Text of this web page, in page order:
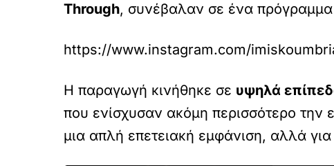
Through, συνέβαλαν σε ένα πρόγραμμα
https://www.instagram.com/
Η παραγωγή κινήθηκε σε υψηλά
που ενίσχυσαν ακόμη περισσότερο την
μια απλή επετειακή εμφάνιση, αλλά για